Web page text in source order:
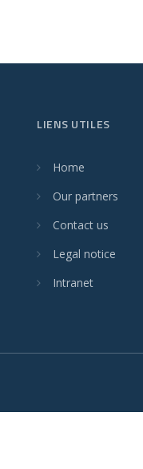
LIENS UTILES
Home
Our partners
Contact us
Legal notice
Intranet